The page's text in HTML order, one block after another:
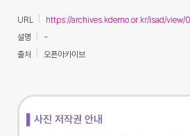
URL
https://archives.kdemo.or.kr/isad/view/
설명
-
출처
오픈아카이브
▌사진 저작권 안내